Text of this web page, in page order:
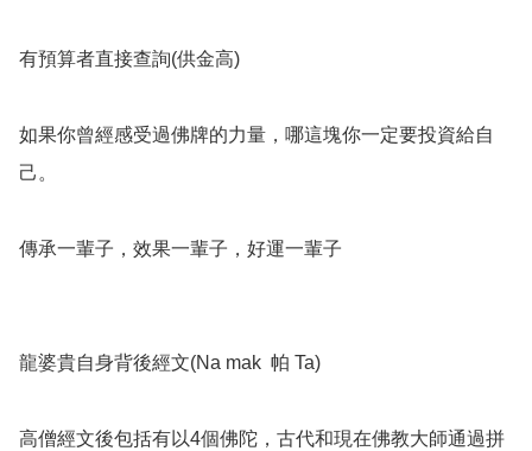
有預算者直接查詢(供金高)
如果你曾經感受過佛牌的力量，哪這塊你一定要投資給自
己。
傳承一輩子，效果一輩子，好運一輩子
龍婆貴自身背後經文(Na mak  帕 Ta)
高僧經文後包括有以4個佛陀，古代和現在佛教大師通過拼